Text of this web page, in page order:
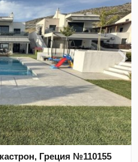
Греция №110155